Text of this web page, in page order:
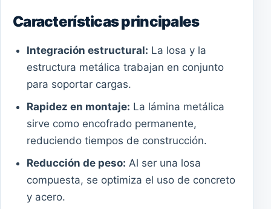
Características principales
Integración estructural: La losa y la
estructura metálica trabajan en conjunto
para soportar cargas.
Rapidez en montaje: La lámina metálica
sirve como encofrado permanente,
reduciendo tiempos de construcción.
Reducción de peso: Al ser una losa
compuesta, se optimiza el uso de concreto
y acero.